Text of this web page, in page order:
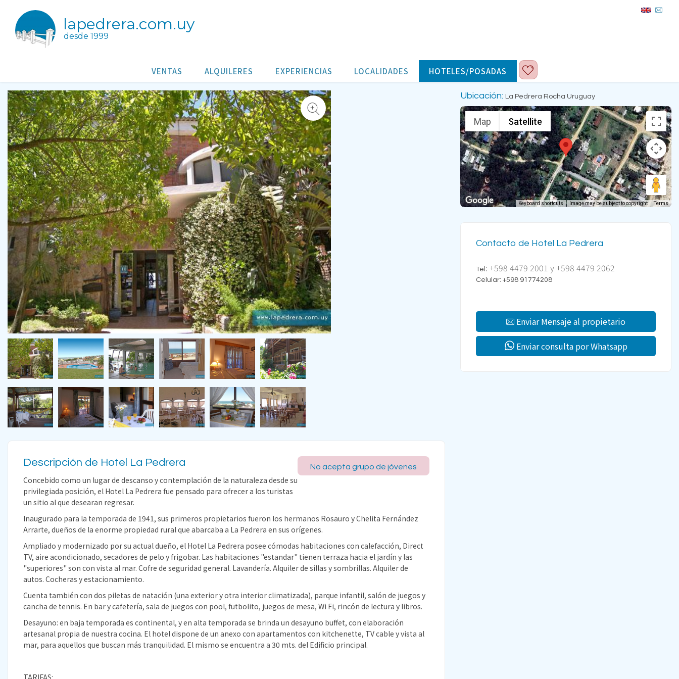
lapedrera.com.uy
desde 1999
VENTAS ALQUILERES EXPERIENCIAS LOCALIDADES HOTELES/POSADAS
Hotel La Pedrera
No acepta grupo de jóvenes
Descripción de Hotel La Pedrera
Concebido como un lugar de descanso y contemplación de la naturaleza desde su
privilegiada posición, el Hotel La Pedrera fue pensado para ofrecer a los turistas
un sitio al que desearan regresar.
Inaugurado para la temporada de 1941, sus primeros propietarios fueron los hermanos Rosauro y Chelita Fernández
Arrarte, dueños de la enorme propiedad rural que abarcaba a La Pedrera en sus orígenes.
Ampliado y modernizado por su actual dueño, el Hotel La Pedrera posee cómodas habitaciones con calefacción, Direct
TV, aire acondicionado, secadores de pelo y frigobar. Las habitaciones "estandar" tienen terraza hacia el jardín y las
"superiores" son con vista al mar. Cofre de seguridad general. Lavandería. Alquiler de sillas y sombrillas. Alquiler de
autos. Cocheras y estacionamiento.
Cuenta también con dos piletas de natación (una exterior y otra interior climatizada), parque infantil, salón de juegos y
cancha de tennis. En bar y cafetería, sala de juegos con pool, futbolito, juegos de mesa, Wi Fi, rincón de lectura y libros.
Desayuno: en baja temporada es continental, y en alta temporada se brinda un desayuno buffet, con elaboración
artesanal propia de nuestra cocina. El hotel dispone de un anexo con apartamentos con kitchenette, TV cable y vista al
mar, para aquellos que buscan más tranquilidad. El mismo se encuentra a 30 mts. del Edificio principal.
TARIFAS:
Ubicación: La Pedrera Rocha Uruguay
Map Satellite
Keyboard shortcuts Image may be subject to copyright Terms
Contacto de Hotel La Pedrera
Tel : +598 4479 2001 y +598 4479 2062
Celular: +598 91774208
Enviar Mensaje al propietario
Enviar consulta por Whatsapp